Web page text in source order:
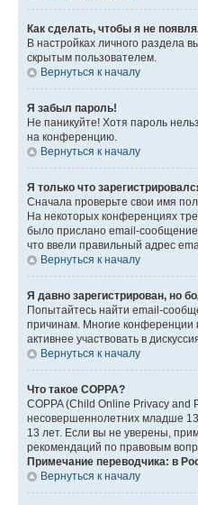
Как сделать, чтобы я не
В настройках личного раздела
скрытым пользователем.
Вернуться к началу
Я забыл пароль!
Не паникуйте! Хотя пароль
на конференцию.
Вернуться к началу
Я только что
Сначала проверьте свои имя
На некоторых конференциях
было прислано email-
что ввели правильный адрес
Вернуться к началу
Я давно зарегистрирован, но
Попытайтесь найти email-
причинам. Многие конференции
активнее участвовать в
Вернуться к началу
Что такое COPPA?
COPPA (Child Online Privacy and
несовершеннолетних младше
13 лет. Если вы не уверены,
рекомендаций по правовым
Примечание переводчика: в
Вернуться к началу